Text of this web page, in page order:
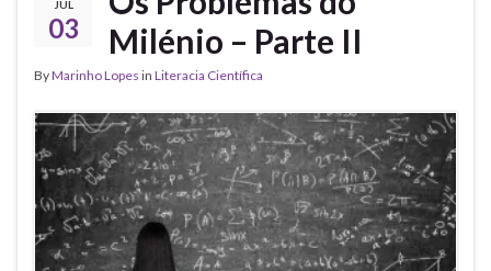
JUL
03
Milénio – Parte II
ByMarinho Lopes in Literacia Científica